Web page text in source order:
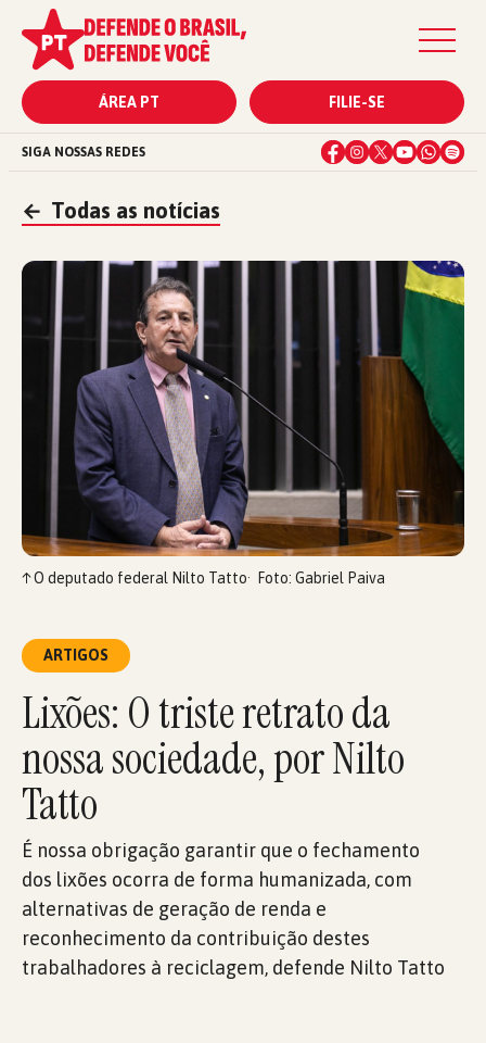
ÁREA PT FILIE-SE
SIGA NOSSAS REDES
← Todas as notícias
ARTIGOS
Lixões: O triste retrato da
nossa sociedade, por Nilto
Tatto
É nossa obrigação garantir que o fechamento
dos lixões ocorra de forma humanizada, com
alternativas de geração de renda e
reconhecimento da contribuição destes
trabalhadores à reciclagem, defende Nilto Tatto
↑O deputado federal Nilto Tatto Foto: Gabriel Paiva